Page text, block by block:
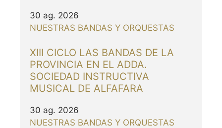
30 ag. 2026
NUESTRAS BANDAS Y ORQUESTAS
XIII CICLO LAS BANDAS DE LA
PROVINCIA EN EL ADDA.
SOCIEDAD INSTRUCTIVA
MUSICAL DE ALFAFARA
30 ag. 2026
NUESTRAS BANDAS Y ORQUESTAS